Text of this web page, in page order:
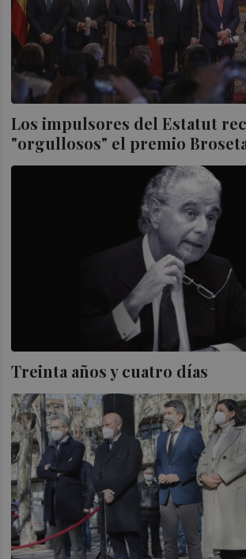
Los impulsores del Estatut
"orgullosos" el premio
Treinta años y cuatro días